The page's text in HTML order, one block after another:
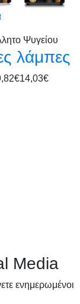
Ψυγείου
λάμπες
14,03€
Media
ενημερωμένοι